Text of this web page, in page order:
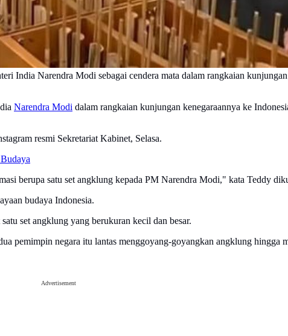
India Narendra Modi sebagai cendera mata dalam rangkaian
Narendra Modi dalam rangkaian kunjungan kenegaraannya ke
resmi Sekretariat Kabinet, Selasa.
berupa satu set angklung kepada PM Narendra Modi," kata Teddy
budaya Indonesia.
set angklung yang berukuran kecil dan besar.
pemimpin negara itu lantas menggoyang-goyangkan angklung hingga
Advertisement